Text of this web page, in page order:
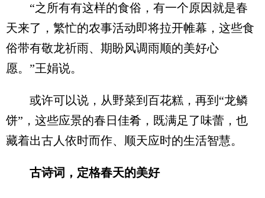
“之所有有这样的食俗，有一个原因就是春
天来了，繁忙的农事活动即将拉开帷幕，这些食
俗带有敬龙祈雨、期盼风调雨顺的美好心
愿。”王娟说。
或许可以说，从野菜到百花糕，再到“龙鳞
饼”，这些应景的春日佳肴，既满足了味蕾，也
藏着出古人依时而作、顺天应时的生活智慧。
古诗词，定格春天的美好